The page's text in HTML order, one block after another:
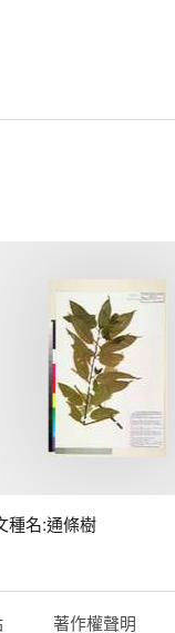
種名:通條樹
著作權聲明